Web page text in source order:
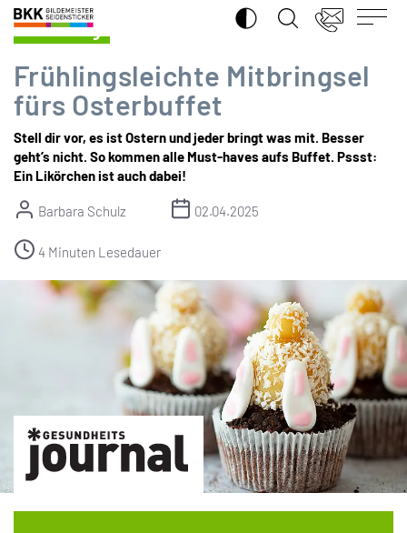
BKK
Gildemeister
SUCHE ÖFFNEN
Ernährung
Frühlingsleichte Mitbringsel
fürs Osterbuffet
Stell dir vor, es ist Ostern und jeder bringt was mit. Besser
geht’s nicht. So kommen alle Must-haves aufs Buffet. Pssst:
Ein Likörchen ist auch dabei!
Barbara Schulz 02.04.2025
4 Minuten Lesedauer